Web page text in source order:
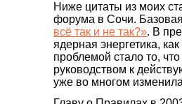
Ниже цитаты из моих
форума в Сочи.
всё так и не так?». В
ядерная энергетика,
проблемой стало то,
руководством к
уже во многом